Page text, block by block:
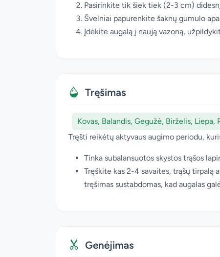
Pasirinkite tik šiek tiek (2-3 cm)
Švelniai papurenkite šaknų gumulo
Įdėkite augalą į naują vazoną,
Tręšimas
Kovas, Balandis, Gegužė, Birželis, Liepa,
Tręšti reikėtų aktyvaus augimo periodu,
Tinka subalansuotos skystos trąšos
Tręškite kas 2-4 savaites, trąšų tirpalą
tręšimas sustabdomas, kad augalas
Genėjimas